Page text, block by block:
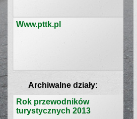
Www.pttk.pl
Archiwalne działy:
Rok przewodników
turystycznych 2013